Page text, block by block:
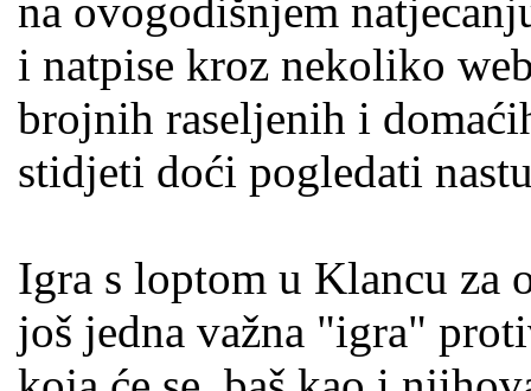
na ovogodišnjem
i natpise kroz nekoliko
brojnih raseljenih i
stidjeti doći pogledati
Igra s loptom u Klancu za
još jedna važna "igra"